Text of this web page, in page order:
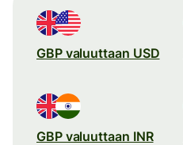
GBP valuuttaan USD
GBP valuuttaan INR